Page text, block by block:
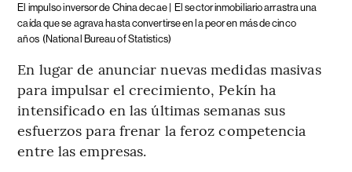
El impulso inversor de China decae | El sector inmobiliario arrastra una
caída que se agrava hasta convertirse en la peor en más de cinco
años (National Bureau of Statistics)
En lugar de anunciar nuevas medidas masivas
para impulsar el crecimiento, Pekín ha
intensificado en las últimas semanas sus
esfuerzos para frenar la feroz competencia
entre las empresas.